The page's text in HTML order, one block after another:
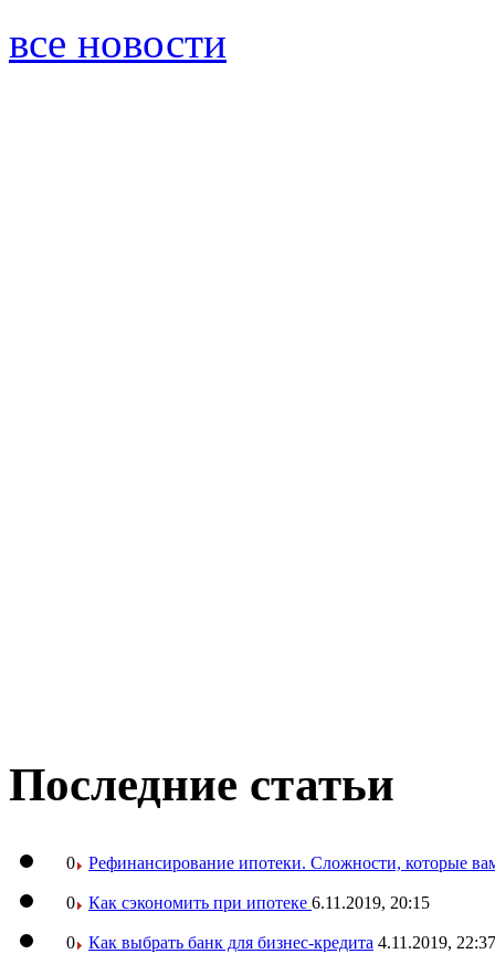
все новости
Последние статьи
0 Рефинансирование ипотеки. Сложности, которые
0 Как сэкономить при ипотеке 6.11.2019, 20:15
0 Как выбрать банк для бизнес-кредита 4.11.2019, 22:37